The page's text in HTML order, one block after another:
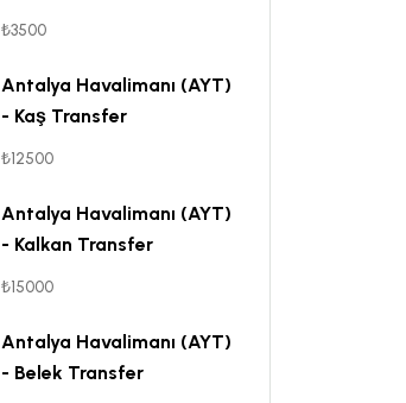
₺3500
Antalya Havalimanı (AYT)
- Kaş Transfer
₺12500
Antalya Havalimanı (AYT)
- Kalkan Transfer
₺15000
Antalya Havalimanı (AYT)
- Belek Transfer